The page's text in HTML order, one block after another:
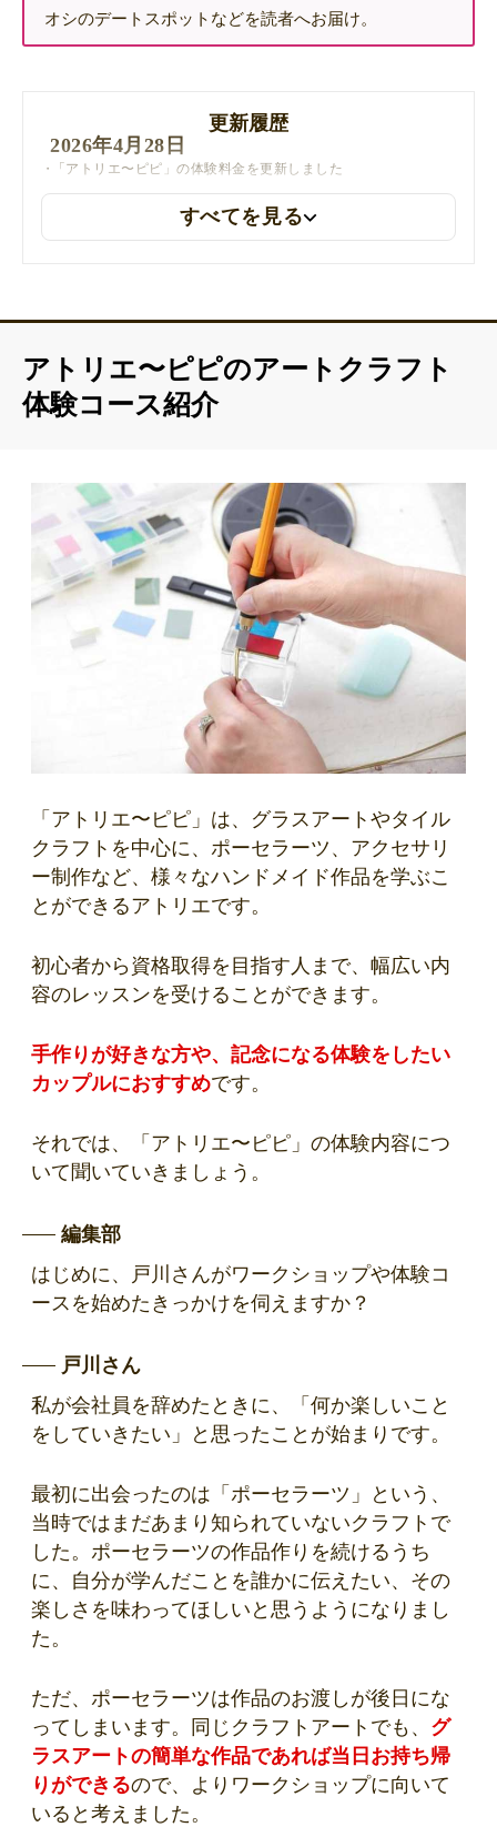
オシのデートスポットなどを読者へお届け。
更新履歴
2026年4月28日
「アトリエ〜ピピ」の体験料金を更新しました
すべてを見る
アトリエ〜ピピのアートクラフト
体験コース紹介
「アトリエ〜ピピ」は、グラスアートやタイル
クラフトを中心に、ポーセラーツ、アクセサリ
ー制作など、様々なハンドメイド作品を学ぶこ
とができるアトリエです。
初心者から資格取得を目指す人まで、幅広い内
容のレッスンを受けることができます。
手作りが好きな方や、記念になる体験をしたい
カップルにおすすめです。
それでは、「アトリエ〜ピピ」の体験内容につ
いて聞いていきましょう。
編集部
はじめに、戸川さんがワークショップや体験コ
ースを始めたきっかけを伺えますか？
戸川さん
私が会社員を辞めたときに、「何か楽しいこと
をしていきたい」と思ったことが始まりです。
最初に出会ったのは「ポーセラーツ」という、
当時ではまだあまり知られていないクラフトで
した。ポーセラーツの作品作りを続けるうち
に、自分が学んだことを誰かに伝えたい、その
楽しさを味わってほしいと思うようになりまし
た。
ただ、ポーセラーツは作品のお渡しが後日にな
ってしまいます。同じクラフトアートでも、 グ
ラスアートの簡単な作品であれば当日お持ち帰
りができるので、よりワークショップに向いて
いると考えました。